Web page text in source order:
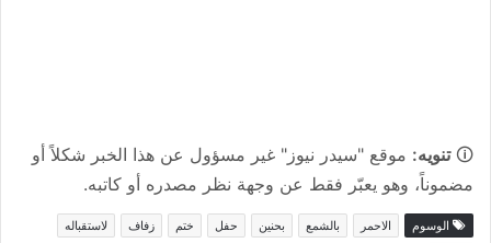
🛈تنويه: موقع "سيدر نيوز" غير مسؤول عن هذا الخبر شكلاً أو
مضموناً، وهو يعبّر فقط عن وجهة نظر مصدره أو كاتبه.
الوسوم الاحمر بالشمع بحنين حفل ختم زفاف
لاستقباله